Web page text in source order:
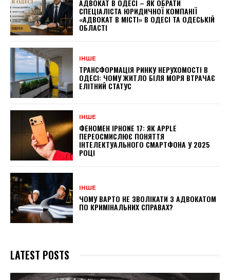
АДВОКАТ В ОДЕСІ – ЯК ОБРАТИ
СПЕЦІАЛІСТА ЮРИДИЧНОЇ КОМПАНІЇ
«АДВОКАТ В МІСТІ» В ОДЕСІ ТА ОДЕСЬКІЙ
ОБЛАСТІ
ІНШЕ
ТРАНСФОРМАЦІЯ РИНКУ НЕРУХОМОСТІ В
ОДЕСІ: ЧОМУ ЖИТЛО БІЛЯ МОРЯ ВТРАЧАЄ
ЕЛІТНИЙ СТАТУС
ІНШЕ
ФЕНОМЕН IPHONE 17: ЯК APPLE
ПЕРЕОСМИСЛЮЄ ПОНЯТТЯ
ІНТЕЛЕКТУАЛЬНОГО СМАРТФОНА У 2025
РОЦІ
ІНШЕ
ЧОМУ ВАРТО НЕ ЗВОЛІКАТИ З АДВОКАТОМ
ПО КРИМІНАЛЬНИХ СПРАВАХ?
LATEST POSTS